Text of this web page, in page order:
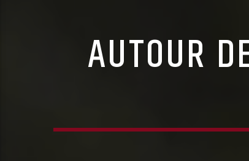
AUTOUR